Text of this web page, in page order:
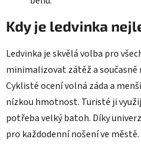
Kdy je ledvinka
Ledvinka je skvělá volba pro
minimalizovat zátěž a současně
Cyklisté ocení volná záda a
nízkou hmotnost. Turisté ji
potřeba velký batoh. Díky
pro každodenní nošení ve městě.